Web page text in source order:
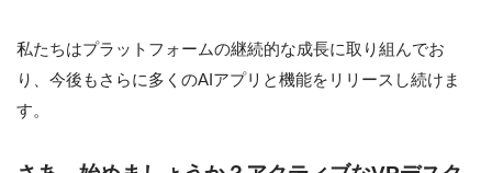
私たちはプラットフォームの継続的な成長に取り組んでお
り、今後もさらに多くのAIアプリと機能をリリースし続けま
す。